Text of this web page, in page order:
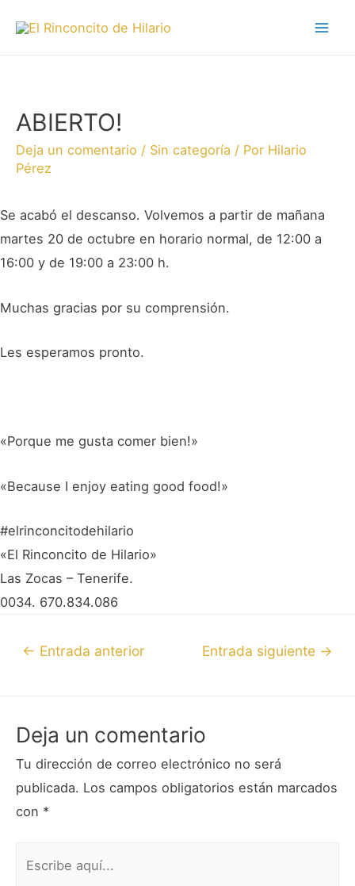
ABIERTO!
Deja un comentario / Sin categoría / Por Hilario
Pérez
Se acabó el descanso. Volvemos a partir de mañana
martes 20 de octubre en horario normal, de 12:00 a
16:00 y de 19:00 a 23:00 h.
Muchas gracias por su comprensión.
Les esperamos pronto.
«Porque me gusta comer bien!»
«Because I enjoy eating good food!»
#elrinconcitodehilario
«El Rinconcito de Hilario»
Las Zocas – Tenerife.
0034. 670.834.086
← Entrada anterior Entrada siguiente →
Deja un comentario
Tu dirección de correo electrónico no será
publicada. Los campos obligatorios están marcados
con *